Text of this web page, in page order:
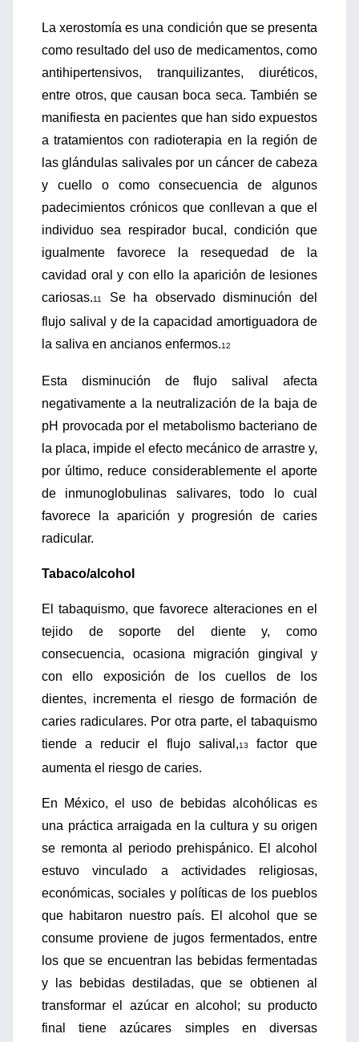
La xerostomía es una condición que se presenta
como resultado del uso de medicamentos, como
antihipertensivos, tranquilizantes, diuréticos,
entre otros, que causan boca seca. También se
manifiesta en pacientes que han sido expuestos
a tratamientos con radioterapia en la región de
las glándulas salivales por un cáncer de cabeza
y cuello o como consecuencia de algunos
padecimientos crónicos que conllevan a que el
individuo sea respirador bucal, condición que
igualmente favorece la resequedad de la
cavidad oral y con ello la aparición de lesiones
cariosas.11
Se ha observado disminución del
flujo salival y de la capacidad amortiguadora de
la saliva en ancianos enfermos.12
Esta disminución de flujo salival afecta
negativamente a la neutralización de la baja de
pH provocada por el metabolismo bacteriano de
la placa, impide el efecto mecánico de arrastre y,
por último, reduce considerablemente el aporte
de inmunoglobulinas salivares, todo lo cual
favorece la aparición y progresión de caries
radicular.
Tabaco/alcohol
El tabaquismo, que favorece alteraciones en el
tejido de soporte del diente y, como
consecuencia, ocasiona migración gingival y
con ello exposición de los cuellos de los
dientes, incrementa el riesgo de formación de
caries radiculares. Por otra parte, el tabaquismo
tiende a reducir el flujo salival,13
factor que
aumenta el riesgo de caries.
En México, el uso de bebidas alcohólicas es
una práctica arraigada en la cultura y su origen
se remonta al periodo prehispánico. El alcohol
estuvo vinculado a actividades religiosas,
económicas, sociales y políticas de los pueblos
que habitaron nuestro país. El alcohol que se
consume proviene de jugos fermentados, entre
los que se encuentran las bebidas fermentadas
y las bebidas destiladas, que se obtienen al
transformar el azúcar en alcohol; su producto
final tiene azúcares simples en diversas